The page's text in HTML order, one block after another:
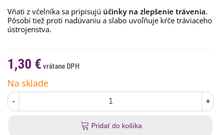
Vňati z včelníka sa pripisujú účinky na zlepšenie trávenia.
Pôsobí tiež proti nadúvaniu a slabo uvoľňuje kŕče tráviaceho
ústrojenstva.
1,30 €
Na sklade
- +
Pridať do košíka